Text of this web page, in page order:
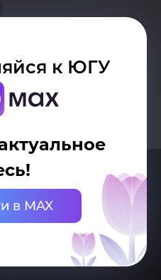
к ЮГУ
в MAX